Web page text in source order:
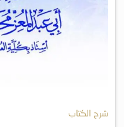
شرح الكتاب